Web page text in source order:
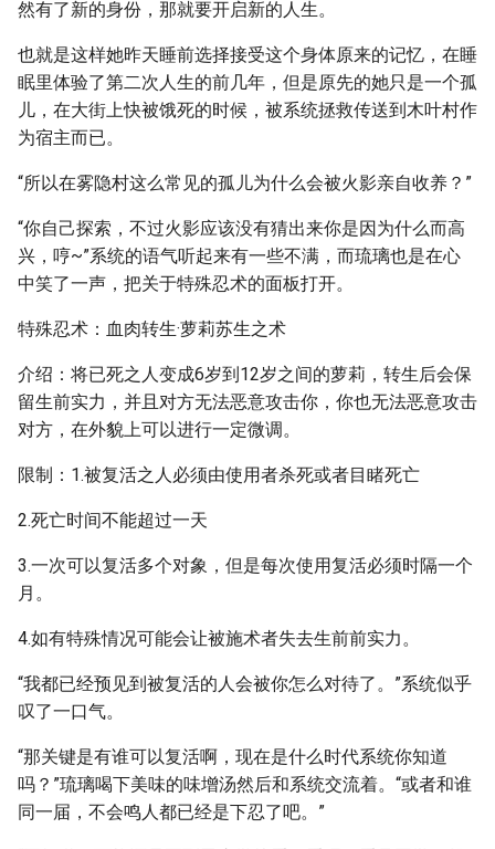
然有了新的身份，那就要开启新的人生。
也就是这样她昨天睡前选择接受这个身体原来的记忆，在睡
眠里体验了第二次人生的前几年，但是原先的她只是一个孤
儿，在大街上快被饿死的时候，被系统拯救传送到木叶村作
为宿主而已。
“所以在雾隐村这么常见的孤儿为什么会被火影亲自收养？”
“你自己探索，不过火影应该没有猜出来你是因为什么而高
兴，哼~”系统的语气听起来有一些不满，而琉璃也是在心
中笑了一声，把关于特殊忍术的面板打开。
特殊忍术：血肉转生·萝莉苏生之术
介绍：将已死之人变成6岁到12岁之间的萝莉，转生后会保
留生前实力，并且对方无法恶意攻击你，你也无法恶意攻击
对方，在外貌上可以进行一定微调。
限制：1.被复活之人必须由使用者杀死或者目睹死亡
2.死亡时间不能超过一天
3.一次可以复活多个对象，但是每次使用复活必须时隔一个
月。
4.如有特殊情况可能会让被施术者失去生前前实力。
“我都已经预见到被复活的人会被你怎么对待了。”系统似乎
叹了一口气。
“那关键是有谁可以复活啊，现在是什么时代系统你知道
吗？”琉璃喝下美味的味增汤然后和系统交流着。“或者和谁
同一届，不会鸣人都已经是下忍了吧。”